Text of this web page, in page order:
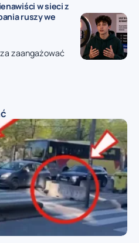
w sieci z
ruszy we
zaangażować